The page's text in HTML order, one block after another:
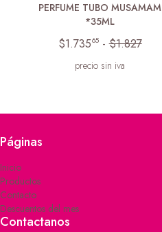
PERFUME TUBO MUSAMAM
*35ML
$1.73565 - $1.827
precio sin iva
Páginas
Inicio
Productos
Contacto
Descuentos del mes
Contactanos